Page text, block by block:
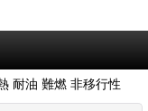
耐油 難燃 非移行性